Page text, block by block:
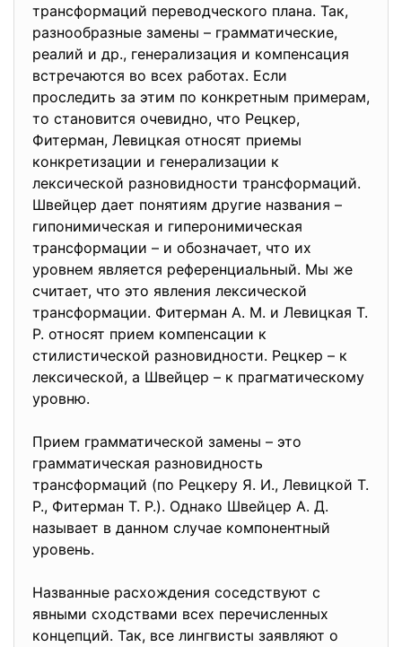
трансформаций переводческого плана. Так,
разнообразные замены – грамматические,
реалий и др., генерализация и компенсация
встречаются во всех работах. Если
проследить за этим по конкретным примерам,
то становится очевидно, что Рецкер,
Фитерман, Левицкая относят приемы
конкретизации и генерализации к
лексической разновидности трансформаций.
Швейцер дает понятиям другие названия –
гипонимическая и гиперонимическая
трансформации – и обозначает, что их
уровнем является референциальный. Мы же
считает, что это явления лексической
трансформации. Фитерман А. М. и Левицкая Т.
Р. относят прием компенсации к
стилистической разновидности. Рецкер – к
лексической, а Швейцер – к прагматическому
уровню.
Прием грамматической замены – это
грамматическая разновидность
трансформаций (по Рецкеру Я. И., Левицкой Т.
Р., Фитерман Т. Р.). Однако Швейцер А. Д.
называет в данном случае компонентный
уровень.
Названные расхождения соседствуют с
явными сходствами всех перечисленных
концепций. Так, все лингвисты заявляют о